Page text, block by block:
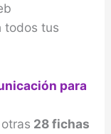
todos tus
para
28 fichas